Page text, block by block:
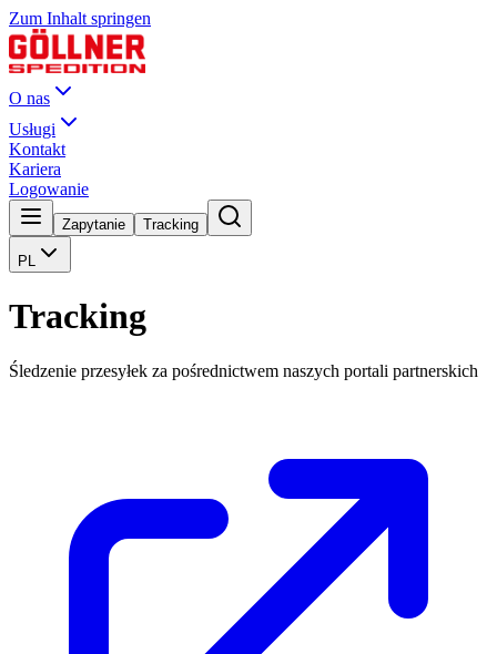
Zum Inhalt springen
O nas
Usługi
Kontakt
Kariera
Logowanie
Zapytanie Tracking
PL
Tracking
Śledzenie przesyłek za pośrednictwem naszych portali partnerskich